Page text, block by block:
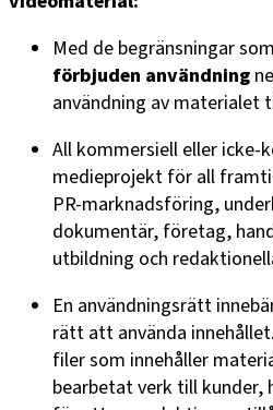
Med de begränsningar
förbjuden användning
användning av materialet
All kommersiell eller icke-
medieprojekt för all
PR-marknadsföring,
dokumentär, företag,
utbildning och
En användningsrätt
rätt att använda
filer som innehåller
bearbetat verk till kunder,